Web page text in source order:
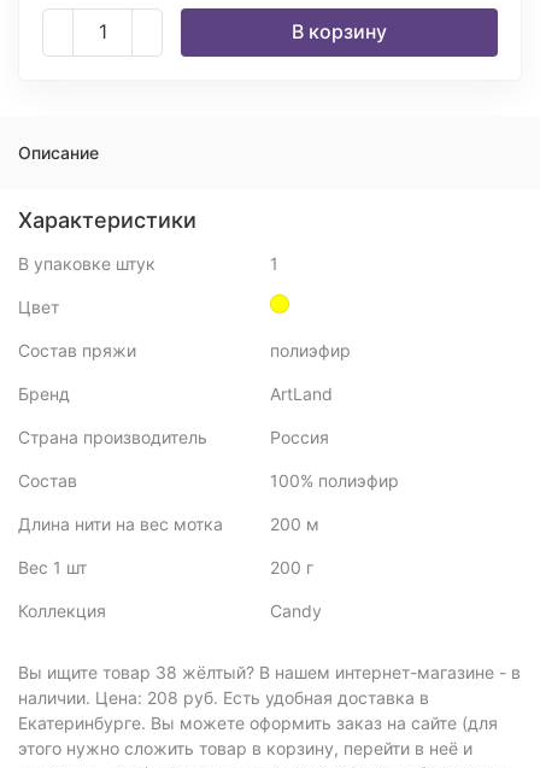
В корзину
Описание
Характеристики
В упаковке штук 1
Цвет
Состав пряжи полиэфир
Бренд ArtLand
Страна производитель Россия
Состав 100% полиэфир
Длина нити на вес мотка 200 м
Вес 1 шт 200 г
Коллекция Candy
Вы ищите товар 38 жёлтый? В нашем интернет-магазине - в
наличии. Цена: 208 руб. Есть удобная доставка в
Екатеринбурге. Вы можете оформить заказ на сайте (для
этого нужно сложить товар в корзину, перейти в неё и